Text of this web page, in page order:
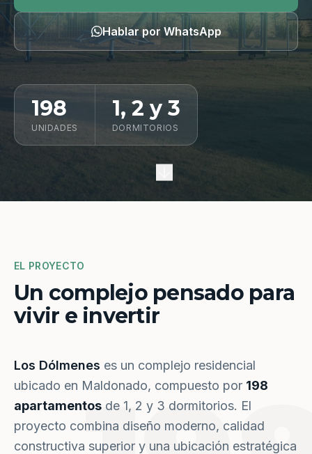
Hablar por WhatsApp
198
UNIDADES
1, 2 y 3
DORMITORIOS
EL PROYECTO
Un complejo pensado para
vivir e invertir
Los Dólmenes es un complejo residencial
ubicado en Maldonado, compuesto por 198
apartamentos de 1, 2 y 3 dormitorios. El
proyecto combina diseño moderno, calidad
constructiva superior y una ubicación estratégica